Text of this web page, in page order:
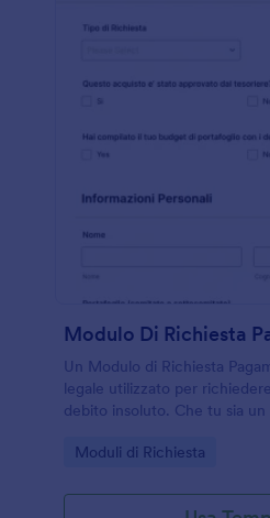
Modulo Di Richiesta
Un Modulo di Richiesta
legale utilizzato per
debito insoluto. Che tu sia un
sollecitare il pagamento dei
aggiungere il tuo logo,
Go to Category:
Moduli di Richiesta